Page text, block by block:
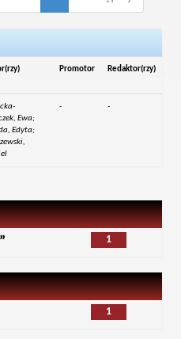
Promotor Redaktor(rzy)
Ewa;
Edyta;
- -
1
1